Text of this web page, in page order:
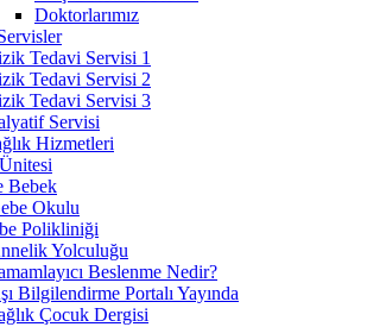
Doktorlarımız
Tedavi Servisi 1
Tedavi Servisi 2
Tedavi Servisi 3
Servisi
Hizmetleri
Bebek
Okulu
Polikliniği
Yolculuğu
Beslenme Nedir?
Bilgilendirme Portalı Yayında
Çocuk Dergisi